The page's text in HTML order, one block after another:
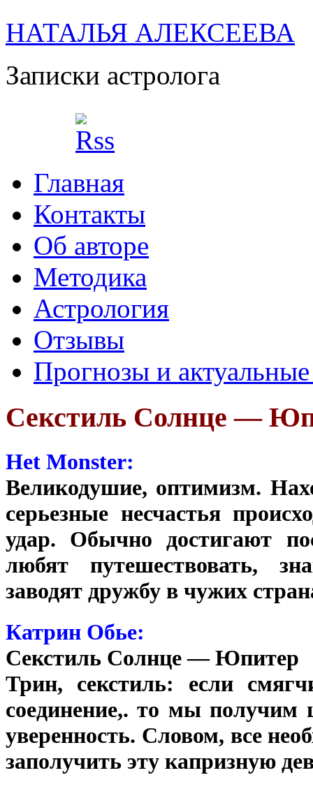
НАТАЛЬЯ АЛЕКСЕЕВА
Записки астролога
Главная
Контакты
Об авторе
Методика
Астрология
Отзывы
Прогнозы и
Секстиль Солнце —
Het Monster:
Великодушие, оптимизм.
серьезные несчастья
удар. Обычно достигают
любят путешествовать,
заводят дружбу в чужих
Катрин Обье:
Секстиль Солнце — Юпитер
Трин, секстиль: если
соединение,. то мы
уверенность. Словом, все
заполучить эту капризную